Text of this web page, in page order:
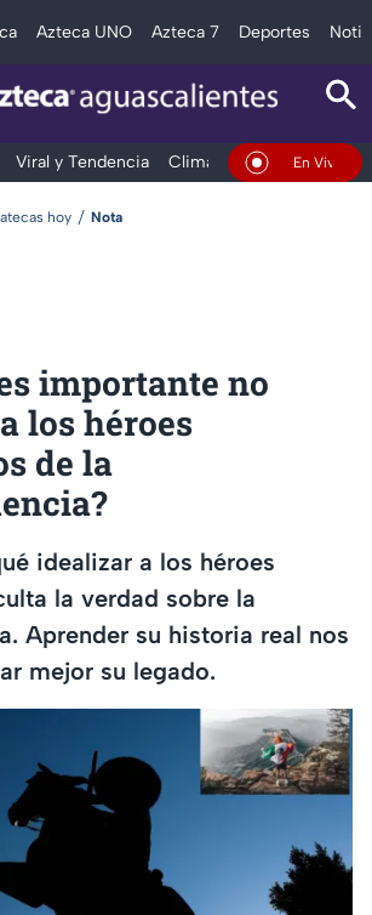
Azteca UNO Azteca 7 Deportes
Viral y Tendencia Clima DeportesEn Vivo
hoy Nota
importante no
los héroes
de la
idealizar a los héroes
la verdad sobre la
Aprender su historia real nos
mejor su legado.